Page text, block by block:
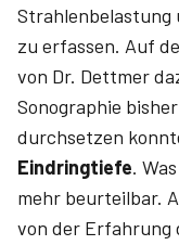
Strahlenbelastung
zu erfassen. Auf
von Dr. Dettmer
Sonographie
durchsetzen
Eindringtiefe.
mehr beurteilbar.
von der Erfahrung